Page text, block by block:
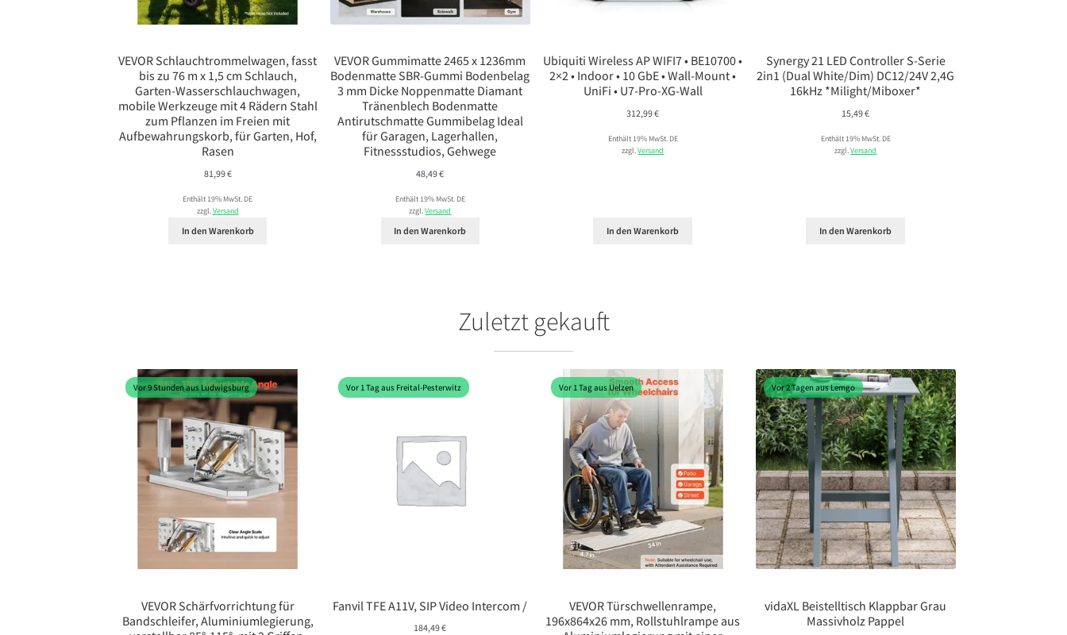
VEVOR Schlauchtrommelwagen, fasst
bis zu 76 m x 1,5 cm Schlauch,
Garten-Wasserschlauchwagen,
mobile Werkzeuge mit 4 Rädern Stahl
zum Pflanzen im Freien mit
Aufbewahrungskorb, für Garten, Hof,
Rasen
81,99€
Enthält 19% MwSt. DE
zzgl.Versand
In den Warenkorb
VEVOR Gummimatte 2465 x 1236mm
Bodenmatte SBR-Gummi Bodenbelag
3 mm Dicke Noppenmatte Diamant
Tränenblech Bodenmatte
Antirutschmatte Gummibelag Ideal
für Garagen, Lagerhallen,
Fitnessstudios, Gehwege
48,49€
Enthält 19% MwSt. DE
zzgl.Versand
In den Warenkorb
Ubiquiti Wireless AP WIFI7 • BE10700 •
2×2 • Indoor • 10 GbE • Wall-Mount •
UniFi • U7-Pro-XG-Wall
312,99€
Enthält 19% MwSt. DE
zzgl.Versand
In den Warenkorb
Synergy 21 LED Controller S-Serie
2in1 (Dual White/Dim) DC12/24V 2,4G
16kHz *Milight/Miboxer*
15,49€
Enthält 19% MwSt. DE
zzgl.Versand
In den Warenkorb
Zuletzt gekauft
Vor 9 Stunden aus Ludwigsburg
VEVOR Schärfvorrichtung für
Bandschleifer, Aluminiumlegierung,
Vor 1 Tag aus Freital-Pesterwitz
Fanvil TFE A11V, SIP Video Intercom /
184,49€
Vor 1 Tag aus Uelzen
VEVOR Türschwellenrampe,
196x864x26 mm, Rollstuhlrampe aus
Vor 2 Tagen aus Lemgo
vidaXL Beistelltisch Klappbar Grau
Massivholz Pappel